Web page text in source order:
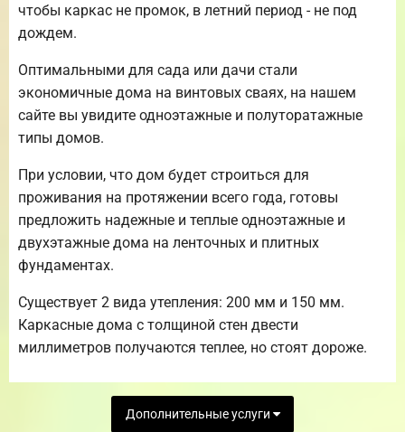
чтобы каркас не промок, в летний период - не под
дождем.
Оптимальными для сада или дачи стали
экономичные дома на винтовых сваях, на нашем
сайте вы увидите одноэтажные и полуторатажные
типы домов.
При условии, что дом будет строиться для
проживания на протяжении всего года, готовы
предложить надежные и теплые одноэтажные и
двухэтажные дома на ленточных и плитных
фундаментах.
Существует 2 вида утепления: 200 мм и 150 мм.
Каркасные дома с толщиной стен двести
миллиметров получаются теплее, но стоят дороже.
Дополнительные услуги